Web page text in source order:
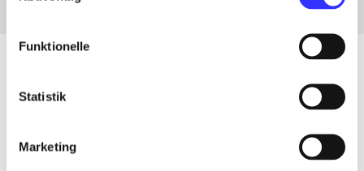
Funktionelle
Statistik
Marketing